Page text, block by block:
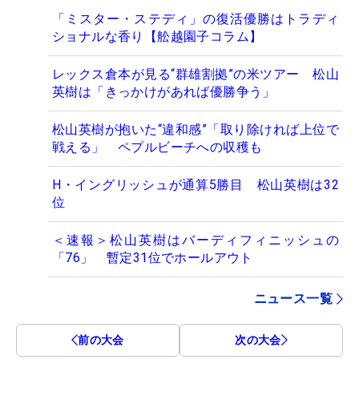
「ミスター・ステディ」の復活優勝はトラディ
ショナルな香り【舩越園子コラム】
レックス倉本が見る“群雄割拠”の米ツアー 松山
英樹は「きっかけがあれば優勝争う」
松山英樹が抱いた“違和感”「取り除ければ上位で
戦える」 ペプルビーチへの収穫も
H・イングリッシュが通算5勝目 松山英樹は32
位
＜速報＞松山英樹はバーディフィニッシュの
「76」 暫定31位でホールアウト
ニュース一覧
前の大会 次の大会